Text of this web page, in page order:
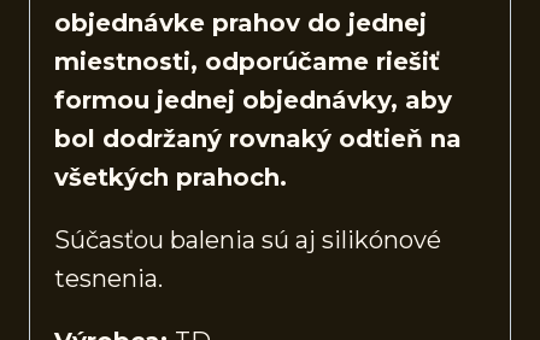
objednávke prahov do jednej
miestnosti, odporúčame riešiť
formou jednej objednávky, aby
bol dodržaný rovnaký odtieň na
všetkých prahoch.
Súčasťou balenia sú aj silikónové
tesnenia.